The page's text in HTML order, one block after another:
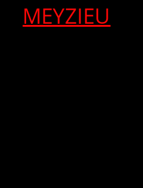
MEYZIEU